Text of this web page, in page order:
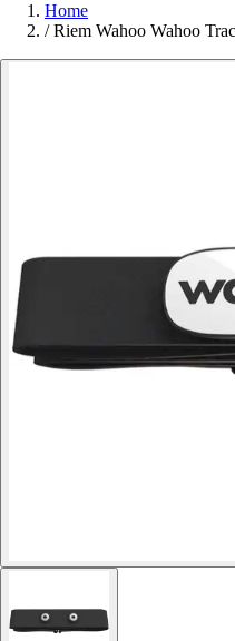
Home
/ Riem Wahoo Wahoo